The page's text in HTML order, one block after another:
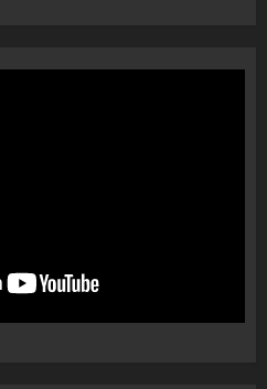
Joana Nano për
me fondet publike dhe
të pajustifikuar